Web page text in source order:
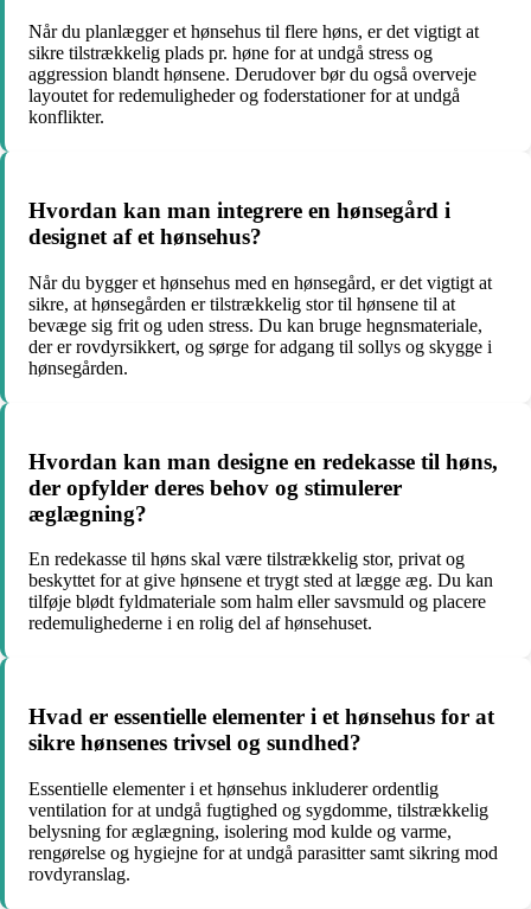
Når du planlægger et hønsehus til flere høns, er det vigtigt at
sikre tilstrækkelig plads pr. høne for at undgå stress og
aggression blandt hønsene. Derudover bør du også overveje
layoutet for redemuligheder og foderstationer for at undgå
konflikter.
Hvordan kan man integrere en hønsegård i
designet af et hønsehus?
Når du bygger et hønsehus med en hønsegård, er det vigtigt at
sikre, at hønsegården er tilstrækkelig stor til hønsene til at
bevæge sig frit og uden stress. Du kan bruge hegnsmateriale,
der er rovdyrsikkert, og sørge for adgang til sollys og skygge i
hønsegården.
Hvordan kan man designe en redekasse til høns,
der opfylder deres behov og stimulerer
æglægning?
En redekasse til høns skal være tilstrækkelig stor, privat og
beskyttet for at give hønsene et trygt sted at lægge æg. Du kan
tilføje blødt fyldmateriale som halm eller savsmuld og placere
redemulighederne i en rolig del af hønsehuset.
Hvad er essentielle elementer i et hønsehus for at
sikre hønsenes trivsel og sundhed?
Essentielle elementer i et hønsehus inkluderer ordentlig
ventilation for at undgå fugtighed og sygdomme, tilstrækkelig
belysning for æglægning, isolering mod kulde og varme,
rengørelse og hygiejne for at undgå parasitter samt sikring mod
rovdyranslag.